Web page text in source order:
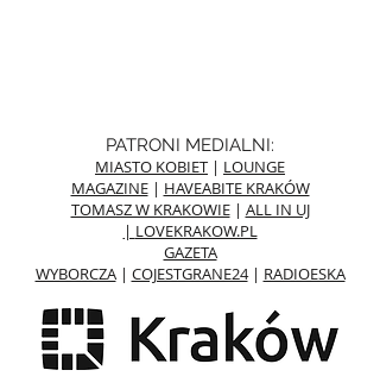
PATRONI MEDIALNI:
MIASTO KOBIET | LOUNGE
MAGAZINE| HAVEABITE KRAKÓW
TOMASZ W KRAKOWIE| ALL IN UJ
| LOVEKRAKOW.PL
GAZETA
WYBORCZA| COJESTGRANE24| RADIOESKA